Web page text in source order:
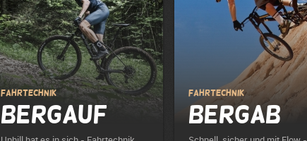
Fahrtechnik
Bergauf
Fahrtechnik
Bergab